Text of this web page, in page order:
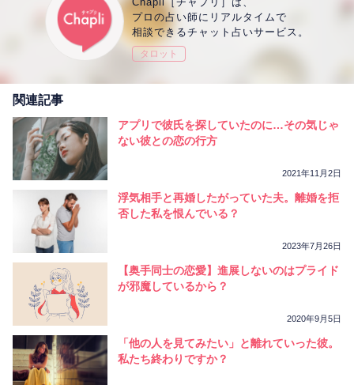
プロの占い師にリアルタイムで
相談できるチャット占いサービス。
タロット
関連記事
アプリで彼氏を探していたのに…その気じゃ
ない彼との恋の行方
2021年11月2日
浮気相手と再婚したがっていた夫。離婚を拒
否した私を恨んでいる？
2023年7月26日
【奥手同士の恋愛】進展しないのはプライド
が邪魔しているから？
2020年9月5日
「他の人を見てみたい」と離れていった彼。
私たち終わりですか？